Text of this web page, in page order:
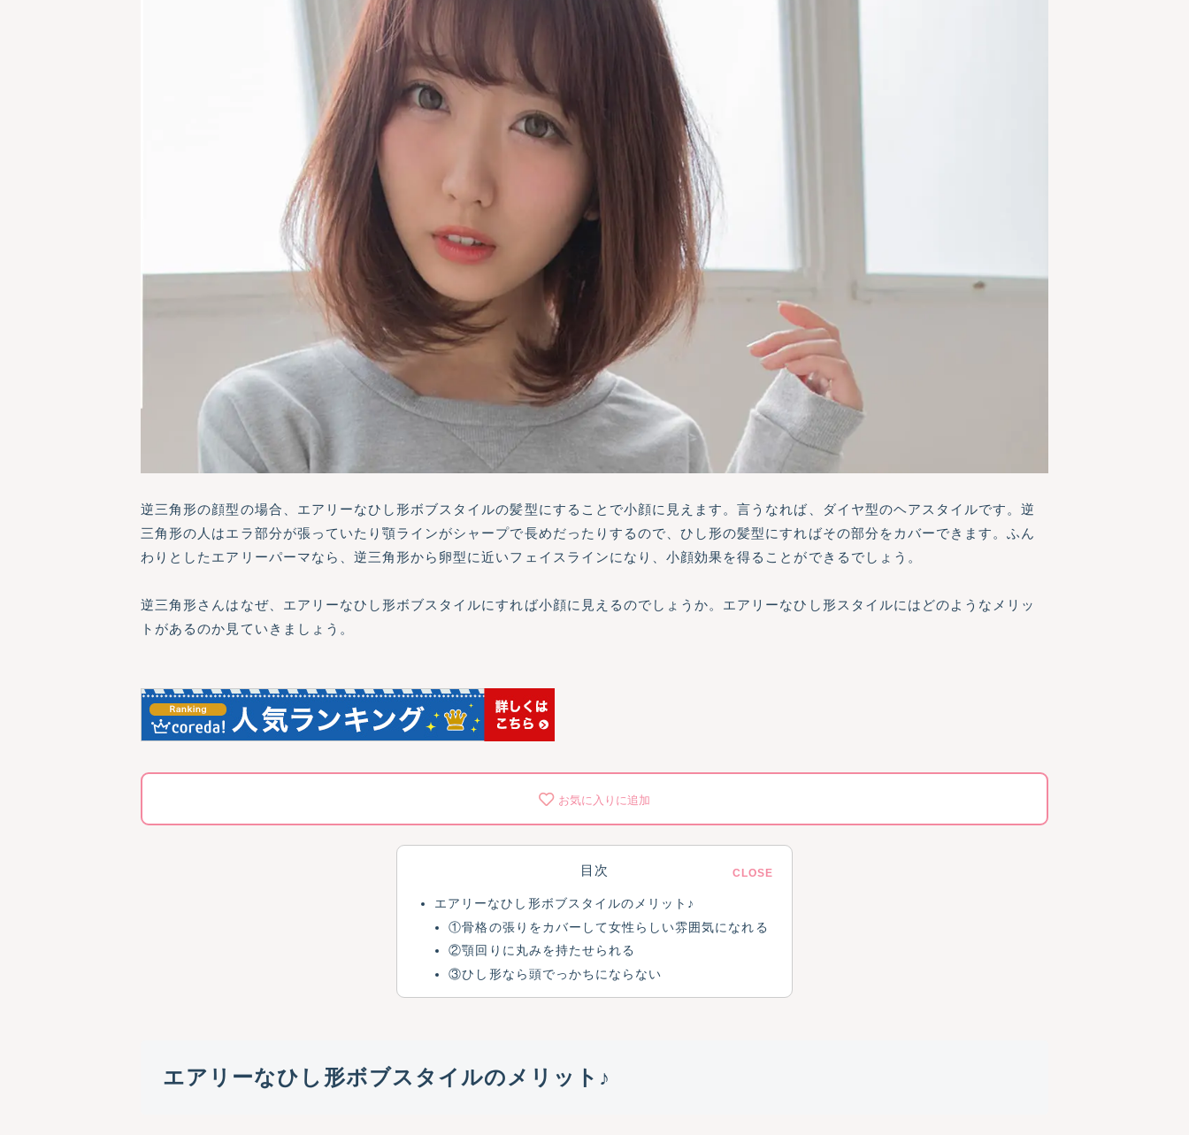
逆三角形の顔型の場合、エアリーなひし形ボブスタイルの髪型にすることで小顔に見えます。言うなれば、ダイヤ型のヘアスタイルです。逆
三角形の人はエラ部分が張っていたり顎ラインがシャープで長めだったりするので、ひし形の髪型にすればその部分をカバーできます。ふん
わりとしたエアリーパーマなら、逆三角形から卵型に近いフェイスラインになり、小顔効果を得ることができるでしょう。
逆三角形さんはなぜ、エアリーなひし形ボブスタイルにすれば小顔に見えるのでしょうか。エアリーなひし形スタイルにはどのようなメリッ
トがあるのか見ていきましょう。
お気に入りに追加
目次
エアリーなひし形ボブスタイルのメリット♪
①骨格の張りをカバーして女性らしい雰囲気になれる
②顎回りに丸みを持たせられる
③ひし形なら頭でっかちにならない
エアリーなひし形ボブスタイルのメリット♪